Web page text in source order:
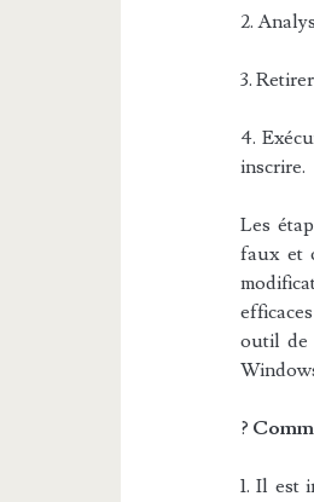
2.
3.
4.
inscrire.
Les
faux et
outil de
?
1. Il est